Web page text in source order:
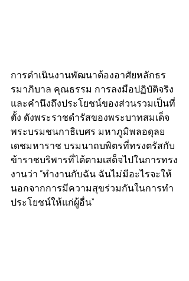
การดำเนินงานพัฒนาต้องอาศัยหลักธร
รมาภิบาล คุณธรรม การลงมือปฏิบัติจริง
และคำนึงถึงประโยชน์ของส่วนรวมเป็นที่
ตั้ง ดังพระราชดำรัสของพระบาทสมเด็จ
พระบรมชนกาธิเบศร มหาภูมิพลอดุลย
เดชมหาราช บรมนาถบพิตรที่ทรงตรัสกับ
ข้าราชบริพารที่ได้ตามเสด็จไปในการทรง
งานว่า “ทำงานกับฉัน ฉันไม่มีอะไรจะให้
นอกจากการมีความสุขร่วมกันในการทำ
ประโยชน์ให้แก่ผู้อื่น”